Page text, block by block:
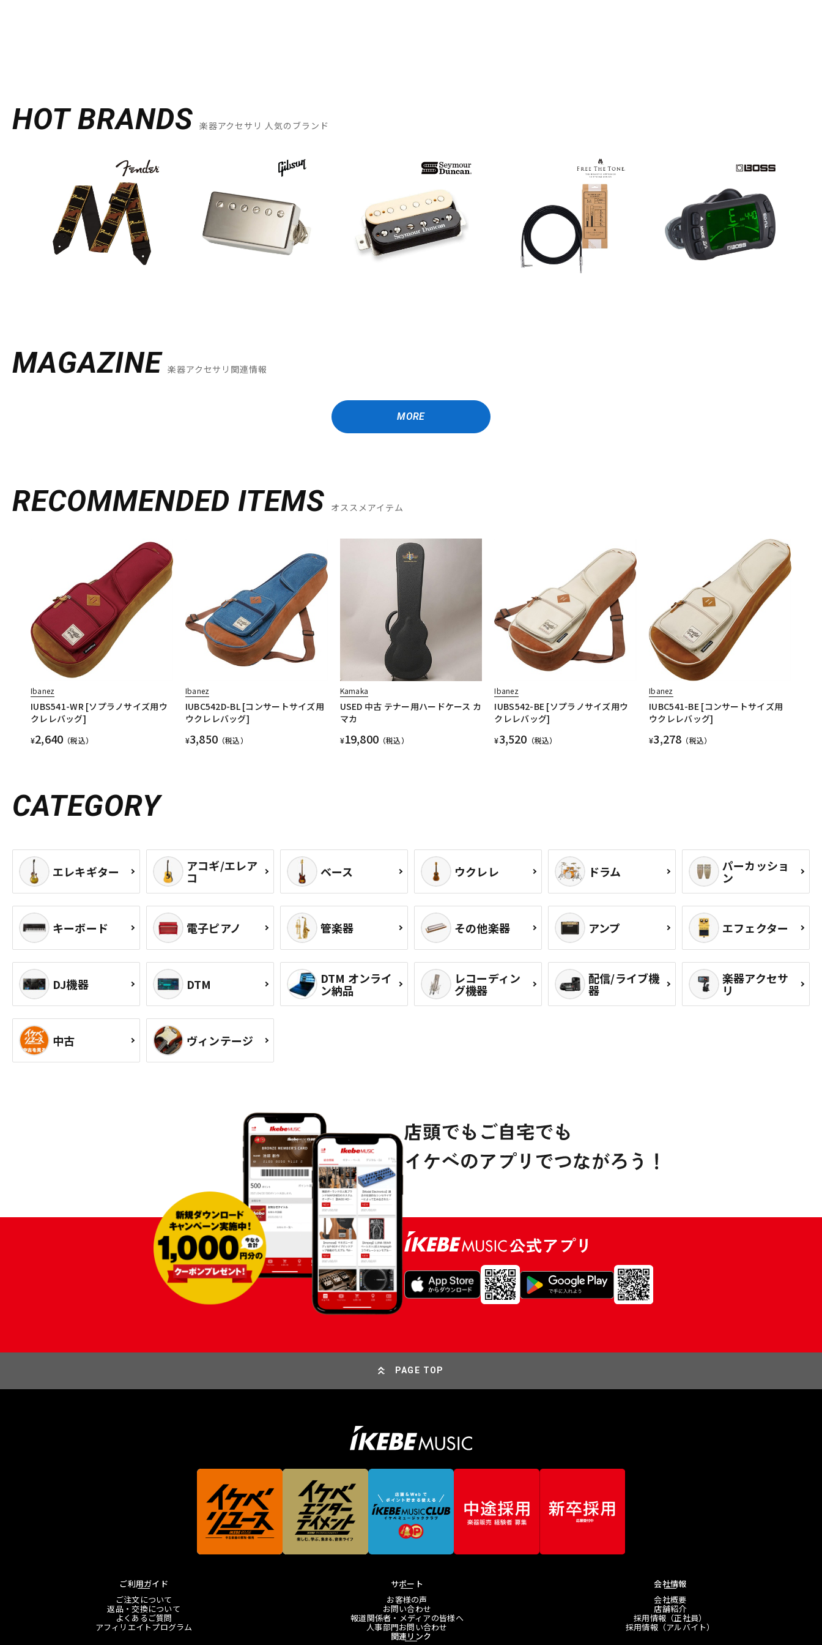
HOT BRANDS 楽器アクセサリ 人気のブランド
MAGAZINE 楽器アクセサリ関連情報
MORE
RECOMMENDED ITEMS オススメアイテム
Ibanez
IUBS541-WR [ソプラノサイズ用ウ
クレレバッグ]
¥2,640 （税込）
Ibanez
IUBC542D-BL [コンサートサイズ用
ウクレレバッグ]
¥3,850 （税込）
Kamaka
USED 中古 テナー用ハードケース カ
マカ
¥19,800 （税込）
Ibanez
IUBS542-BE [ソプラノサイズ用ウ
クレレバッグ]
¥3,520 （税込）
Ibanez
IUBC541-BE [コンサートサイズ用
ウクレレバッグ]
¥3,278 （税込）
CATEGORY
エレキギター アコギ/エレア
コ ベース ウクレレ ドラム パーカッショ
ン
キーボード 電子ピアノ 管楽器 その他楽器 アンプ エフェクター
DJ機器 DTM DTM オンライ
ン納品
レコーディン
グ機器
配信/ライブ機
器
楽器アクセサ
リ
中古 ヴィンテージ
PAGE TOP
ご利用ガイド
ご注文について
返品・交換について
よくあるご質問
アフィリエイトプログラム
サポート
お客様の声
お問い合わせ
報道関係者・メディアの皆様へ
人事部門お問い合わせ
会社情報
会社概要
店舗紹介
採用情報（正社員）
採用情報（アルバイト）
関連リンク